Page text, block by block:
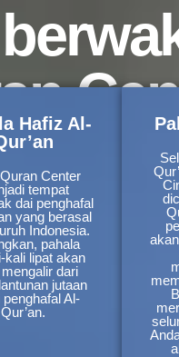
Hafiz Al-
Center
tempat
dai penghafal
yang berasal
Indonesia.
pahala
kali lipat akan
dari
jutaan
Al-
Qur’an.